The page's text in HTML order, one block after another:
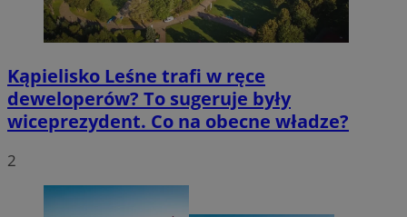
Kąpielisko Leśne trafi w ręce
deweloperów? To sugeruje były
wiceprezydent. Co na obecne władze?
2